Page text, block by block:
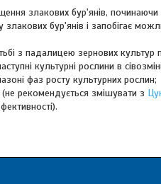
злакових бур'янів, починаючи
бур'янів і запобігає
з падалицею зернових культур
культурні рослини в
фаз росту культурних рослин;
(не рекомендується змішувати з